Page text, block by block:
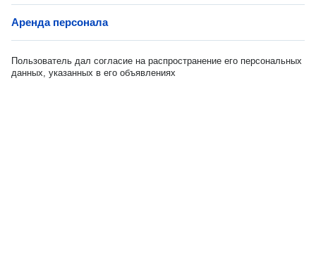
Аренда персонала
Пользователь дал согласие на распространение его персональных
данных, указанных в его объявлениях